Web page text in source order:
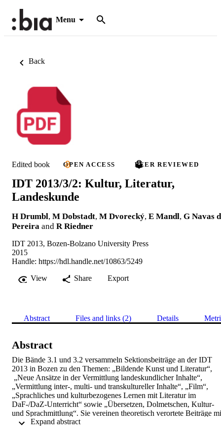
Menu
Back
Edited book OPEN ACCESS PEER REVIEWED
IDT 2013/3/2: Kultur, Literatur,
Landeskunde
H Drumbl, M Dobstadt, M Dvorecký, E Mandl, G Navas
Pereira and R Riedner
IDT 2013, Bozen-Bolzano University Press
2015
Handle: https://hdl.handle.net/10863/5249
View
Share Export
Abstract Files and links (2) Details
Abstract
Die Bände 3.1 und 3.2 versammeln Sektionsbeiträge an der IDT
2013 in Bozen zu den Themen: „Bildende Kunst und Literatur“,
„Neue Ansätze in der Vermittlung landeskundlicher Inhalte“,
„Vermittlung inter-, multi- und transkultureller Inhalte“, „Film“,
„Sprachliches und kulturbezogenes Lernen mit Literatur im
DaF-/DaZ-Unterricht“ sowie „Übersetzen, Dolmetschen, Kultur-
und Sprachmittlung“. Sie vereinen theoretisch verortete Beiträge
praktisch orientierten Untersuchungen aus den unterschiedlichsten